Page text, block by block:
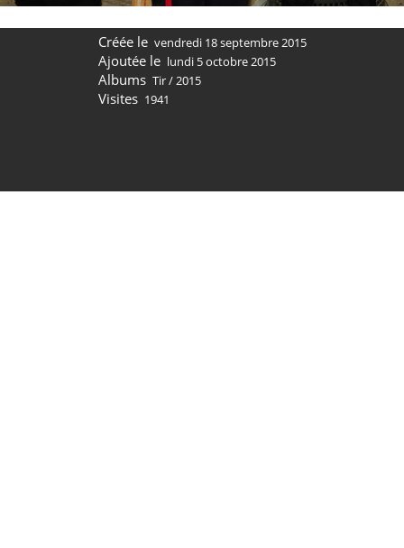
Créée le vendredi 18 septembre 2015
Ajoutée le lundi 5 octobre 2015
Albums Tir/2015
Visites 1941